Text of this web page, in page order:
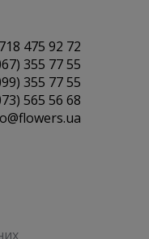
475 92 72
355 77 55
355 77 55
565 56 68